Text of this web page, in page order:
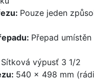
Pouze jeden
Přepad umístěn
Sítková výpusť 3 1/2
540 x 498 mm